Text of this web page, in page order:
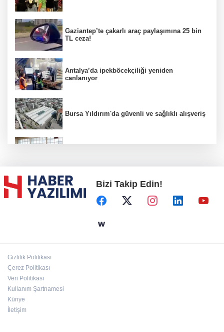
Gaziantep’te çakarlı araç paylaşımına 25 bin
TL ceza!
Antalya’da ipekböcekçiliği yeniden
canlanıyor
Bursa Yıldırım'da güvenli ve sağlıklı alışveriş
Başkent'in göletlerinde temizlik ve bakım
sürüyor
Bizi Takip Edin!
Gizlilik Politikası
Çerez Politikası
Veri Politikası
Kullanım Şartnamesi
Künye
İletişim